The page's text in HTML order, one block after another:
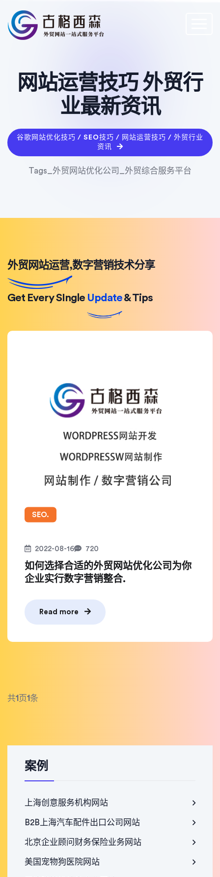
网站运营技巧 外贸行
业最新资讯
谷歌网站优化技巧 / SEO技巧 / 网站运营技巧 / 外贸行业
资讯
Tags_外贸网站优化公司_外贸综合服务平台
外贸网站运营,数字营销技术分享
Get Every SIngle Update& Tips
SEO.
2022-08-16 720
如何选择合适的外贸网站优化公司为你
企业实行数字营销整合.
Read more
共1 页1条
案例
上海创意服务机构网站
B2B上海汽车配件出口公司网站
北京企业顾问财务保险业务网站
美国宠物狗医院网站